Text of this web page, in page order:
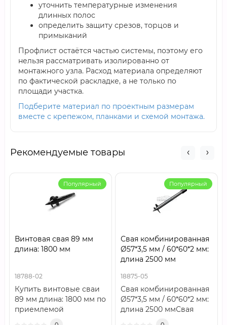
уточнить температурные изменения
длинных полос
определить защиту срезов, торцов и
примыканий
Профлист остаётся частью системы, поэтому его
нельзя рассматривать изолированно от
монтажного узла. Расход материала определяют
по фактической раскладке, а не только по
площади участка.
Подберите материал по проектным размерам
вместе с крепежом, планками и схемой монтажа.
Рекомендуемые товары
Популярный
Винтовая свая 89 мм
длина: 1800 мм
18788-02
Купить винтовые сваи
89 мм длина: 1800 мм по
приемлемой
Популярный
Свая комбинированная
Ø57*3,5 мм / 60*60*2 мм:
длина 2500 мм
18875-05
Свая комбинированная
Ø57*3,5 мм / 60*60*2 мм:
длина 2500 ммСвая